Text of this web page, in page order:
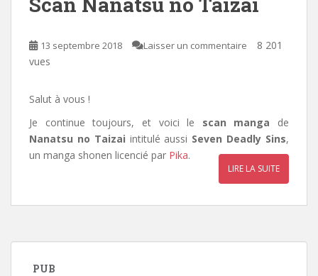
13 septembre 2018 Laisser un commentaire
8 201
vues
Salut à vous !
Je continue toujours, et voici le scan manga de
Nanatsu no Taizai intitulé aussi Seven Deadly Sins,
un manga shonen licencié par Pika.
LIRE LA SUITE
PUB